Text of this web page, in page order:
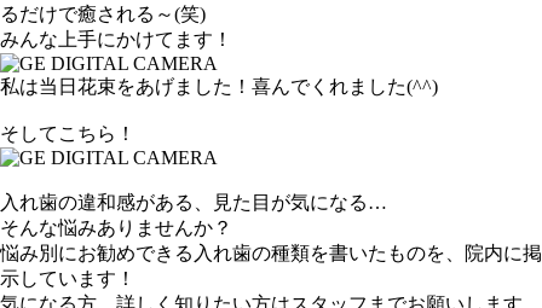
るだけで癒される～(笑)
みんな上手にかけてます！
私は当日花束をあげました！喜んでくれました(^^)
そしてこちら！
入れ歯の違和感がある、見た目が気になる…
そんな悩みありませんか？
悩み別にお勧めできる入れ歯の種類を書いたものを、院内に掲
示しています！
気になる方、詳しく知りたい方はスタッフまでお願いします